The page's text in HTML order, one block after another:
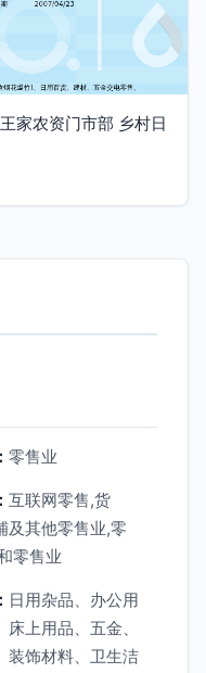
家农资门市部 乡村日
零售业
互联网零售,货
及其他零售业,零
零售业
日用杂品、办公用
上用品、五金、
装饰材料、卫生洁